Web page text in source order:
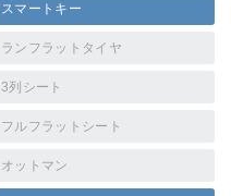
スマートキー
ランフラットタイヤ
3列シート
フルフラットシート
オットマン